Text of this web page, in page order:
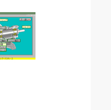
料集」
イルダウンロード画
修正しました。